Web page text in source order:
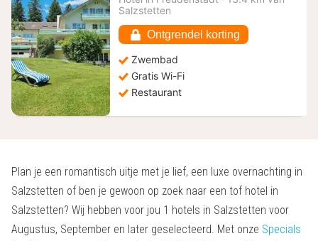
€
Salzstetten
Ontgrendel korting
Zwembad
Gratis Wi-Fi
Restaurant
Plan je een romantisch uitje met je lief, een luxe overnachting in
Salzstetten of ben je gewoon op zoek naar een tof hotel in
Salzstetten? Wij hebben voor jou 1 hotels in Salzstetten voor
Augustus, September en later geselecteerd. Met onze Specials